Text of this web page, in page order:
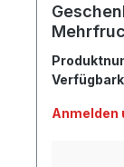
Gravur
Anmelden